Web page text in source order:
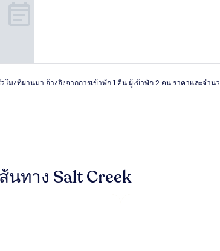
มงที่ผ่านมา อ้างอิงจากการเข้าพัก 1 คืน ผู้เข้าพัก 2 คน ราคาและจำ
นทาง Salt Creek